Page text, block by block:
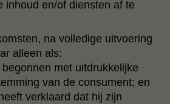
inhoud en/of diensten af te
na volledige uitvoering
alleen als:
met uitdrukkelijke
van de consument; en
verklaard dat hij zijn